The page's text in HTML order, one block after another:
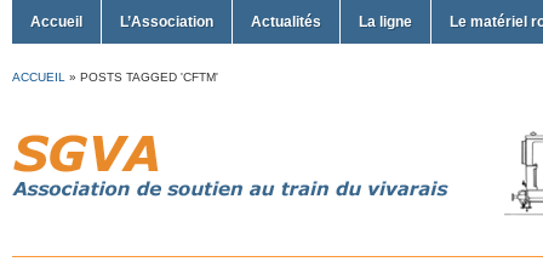
Accueil L’Association Actualités La ligne Le matériel
ACCUEIL » POSTS TAGGED 'CFTM'